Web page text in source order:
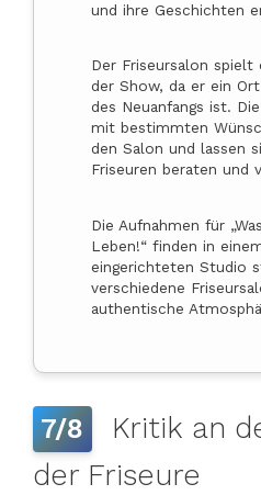
und ihre Geschichten
Der Friseursalon
der Show, da er ein
des Neuanfangs ist.
mit bestimmten
den Salon und lassen
Friseuren beraten und
Die Aufnahmen für
Leben!“ finden in
eingerichteten Studio
verschiedene
authentische
7/8
Kritik an
der Friseure